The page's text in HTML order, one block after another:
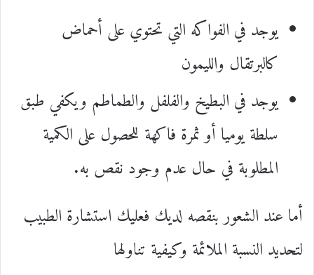
يوجد في الفواكه التي تحتوي على أحماض
كالبرتقال والليمون
يوجد في البطيخ والفلفل والطماطم ويكفي طبق
سلطة يوميا أو ثمرة فاكهة للحصول على الكمية
المطلوبة في حال عدم وجود نقص به.
أما عند الشعور بنقصه لديك فعليك استشارة الطبيب
لتحديد النسبة الملائمة وكيفية تناولها